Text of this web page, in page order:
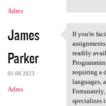
Adres
James
Parker
01.08.2023
Adres
If you're
If you're
readily
requiring a
languages,
Fortunately,
specializes